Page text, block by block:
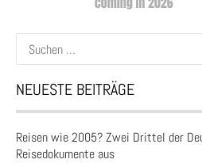
Suchen
nach:
NEUESTE BEITRÄGE
Reisen wie 2005? Zwei Drittel der
Reisedokumente aus